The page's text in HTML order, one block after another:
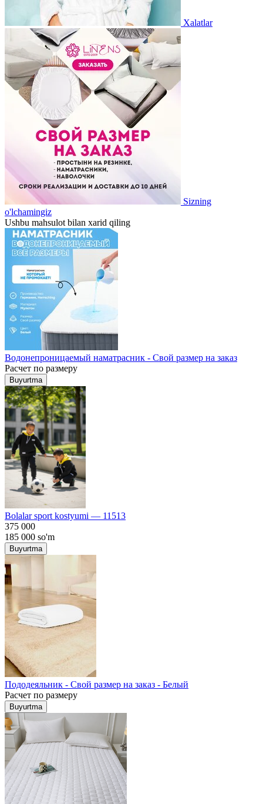
Xalatlar
Sizning
o'lchamingiz
Ushbu mahsulot bilan xarid qiling
Водонепроницаемый наматрасник - Свой размер на заказ
Расчет по размеру
Buyurtma
Bolalar sport kostyumi — 11513
375 000
185 000 so'm
Buyurtma
Пододеяльник - Свой размер на заказ - Белый
Расчет по размеру
Buyurtma